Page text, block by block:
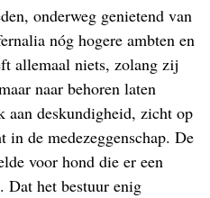
onderweg genietend van
nóg hogere ambten en
allemaal niets, zolang zij
naar behoren laten
deskundigheid, zicht op
in de medezeggenschap. De
voor hond die er een
Dat het bestuur enig